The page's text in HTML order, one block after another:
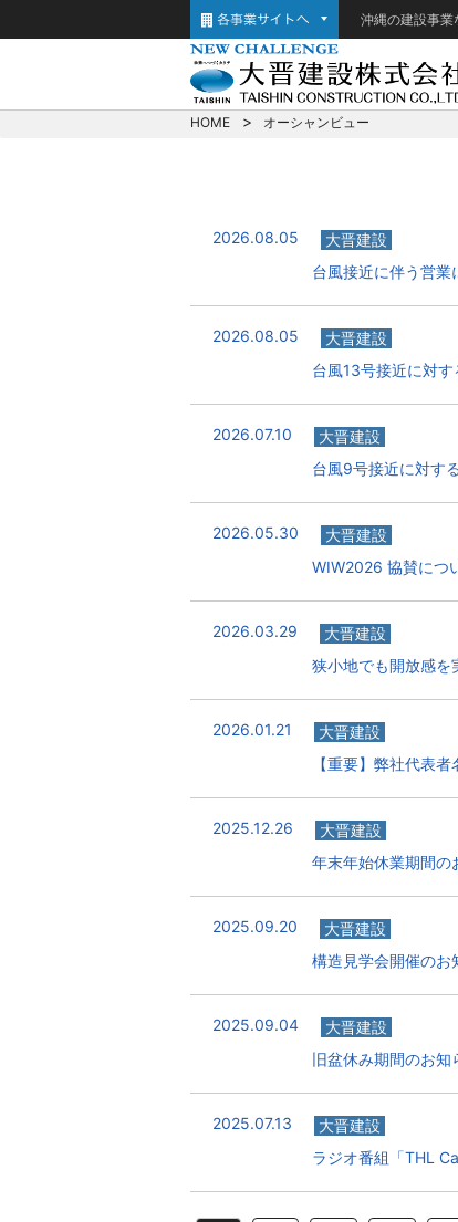
沖縄の建設事業
HOME オーシャンビュー
2026.08.05
大晋建設
台風接近に伴う営
2026.08.05
大晋建設
台風13号接近に対
2026.07.10
大晋建設
台風9号接近に対す
2026.05.30
大晋建設
WIW2026 協賛につ
2026.03.29
大晋建設
狭小地でも開放感を
2026.01.21
大晋建設
【重要】弊社代表
2025.12.26
大晋建設
年末年始休業期間の
2025.09.20
大晋建設
構造見学会開催のお
2025.09.04
大晋建設
旧盆休み期間のお知
2025.07.13
大晋建設
ラジオ番組「THL